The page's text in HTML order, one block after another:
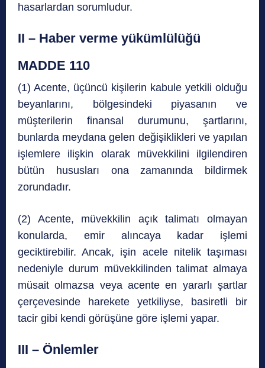
hasarlardan sorumludur.
II – Haber verme yükümlülüğü
MADDE 110
(1) Acente, üçüncü kişilerin kabule yetkili olduğu
beyanlarını, bölgesindeki piyasanın ve
müşterilerin finansal durumunu, şartlarını,
bunlarda meydana gelen değişiklikleri ve yapılan
işlemlere ilişkin olarak müvekkilini ilgilendiren
bütün hususları ona zamanında bildirmek
zorundadır.
(2) Acente, müvekkilin açık talimatı olmayan
konularda, emir alıncaya kadar işlemi
geciktirebilir. Ancak, işin acele nitelik taşıması
nedeniyle durum müvekkilinden talimat almaya
müsait olmazsa veya acente en yararlı şartlar
çerçevesinde harekete yetkiliyse, basiretli bir
tacir gibi kendi görüşüne göre işlemi yapar.
III – Önlemler